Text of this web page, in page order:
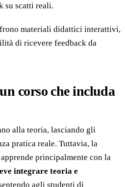
su scatti reali.
materiali didattici interattivi,
di ricevere feedback da
corso che includa
alla teoria, lasciando gli
pratica reale. Tuttavia, la
principalmente con la
integrare teoria e
agli studenti di